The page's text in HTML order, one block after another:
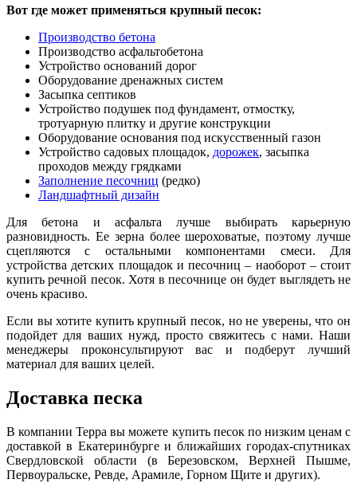
Вот где может применяться крупный песок:
Производство бетона
Производство асфальтобетона
Устройство оснований дорог
Оборудование дренажных систем
Засыпка септиков
Устройство подушек под фундамент, отмостку,
тротуарную плитку и другие конструкции
Оборудование основания под искусственный газон
Устройство садовых площадок, дорожек, засыпка
проходов между грядками
Заполнение песочниц (редко)
Ландшафтный дизайн
Для бетона и асфальта лучше выбирать карьерную
разновидность. Еезерна более шероховатые, поэтому лучше
сцепляются с остальными компонентами смеси. Для
устройства детских площадок и песочниц – наоборот – стоит
купить речной песок. Хотя в песочнице он будет выглядеть не
очень красиво.
Если вы хотите купить крупный песок, но не уверены, что он
подойдет для ваших нужд, просто свяжитесь с нами. Наши
менеджеры проконсультируют вас и подберут лучший
материал для ваших целей.
Доставка песка
В компании Терра вы можете купить песок по низким ценам с
доставкой в Екатеринбурге и ближайших городах-спутниках
Свердловской области (в Березовском, Верхней Пышме,
Первоуральске, Ревде, Арамиле, Горном Щите и других).